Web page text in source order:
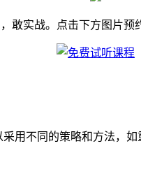
敢实战。点击下方图片预
用不同的策略和方法，如